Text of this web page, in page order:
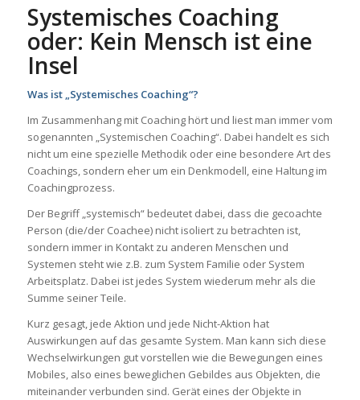
Systemisches Coaching
oder: Kein Mensch ist eine
Insel
Was ist „Systemisches Coaching“?
Im Zusammenhang mit Coaching hört und liest man immer vom
sogenannten „Systemischen Coaching“. Dabei handelt es sich
nicht um eine spezielle Methodik oder eine besondere Art des
Coachings, sondern eher um ein Denkmodell, eine Haltung im
Coachingprozess.
Der Begriff „systemisch“ bedeutet dabei, dass die gecoachte
Person (die/der Coachee) nicht isoliert zu betrachten ist,
sondern immer in Kontakt zu anderen Menschen und
Systemen steht wie z.B. zum System Familie oder System
Arbeitsplatz. Dabei ist jedes System wiederum mehr als die
Summe seiner Teile.
Kurz gesagt, jede Aktion und jede Nicht-Aktion hat
Auswirkungen auf das gesamte System. Man kann sich diese
Wechselwirkungen gut vorstellen wie die Bewegungen eines
Mobiles, also eines beweglichen Gebildes aus Objekten, die
miteinander verbunden sind. Gerät eines der Objekte in